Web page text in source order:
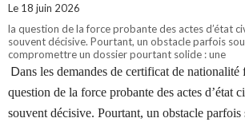
Le 18 juin 2026
la question de la force probante des actes d’état
souvent décisive. Pourtant, un obstacle parfois
compromettre un dossier pourtant solide : une
Dans les demandes de certificat de
question de la force probante des actes d’état
souvent décisive. Pourtant, un obstacle parfois